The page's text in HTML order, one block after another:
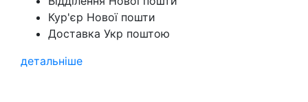
Кур'єр Нової пошти
Доставка Укр поштою
детальніше